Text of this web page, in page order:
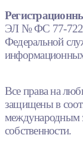
ЭЛ № ФС 77-
Федеральной
Все права на
защищены в
международным
собственности.